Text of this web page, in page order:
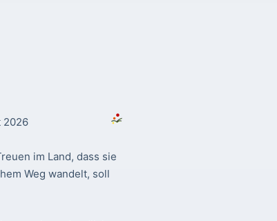
2026
im Land, dass sie
Weg wandelt, soll